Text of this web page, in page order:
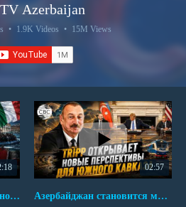
Azerbaijan
• 1.9K Videos • 15M Views
Скандал в ЕС: границы снова под контролем
02:57
Азербайджан становится мостом между Востоком и Западом